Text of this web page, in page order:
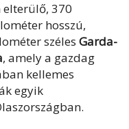
elterülő, 370
hosszú,
széles Garda-
, amely a gazdag
kellemes
egyik